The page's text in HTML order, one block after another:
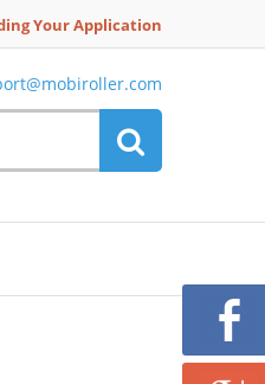
Your Application